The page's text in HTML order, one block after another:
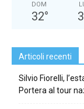
DOM
32°
Articoli recenti
Silvio Fiorelli,
Portera al tour